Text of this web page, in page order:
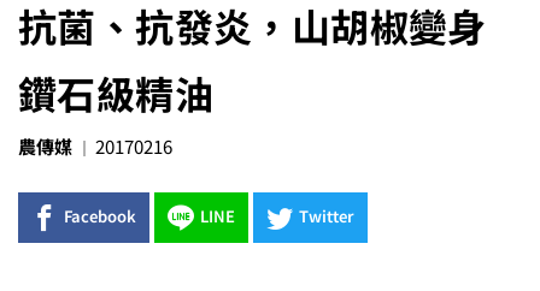
抗菌、抗發炎，山胡椒變身
鑽石級精油
農傳媒 20170216
Facebook LINE Twitter